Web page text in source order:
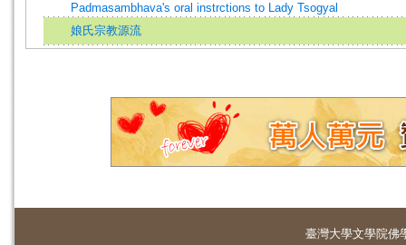
Padmasambhava's oral instrctions to Lady Tsogyal
娘氏宗教源流
臺灣大學文學院佛